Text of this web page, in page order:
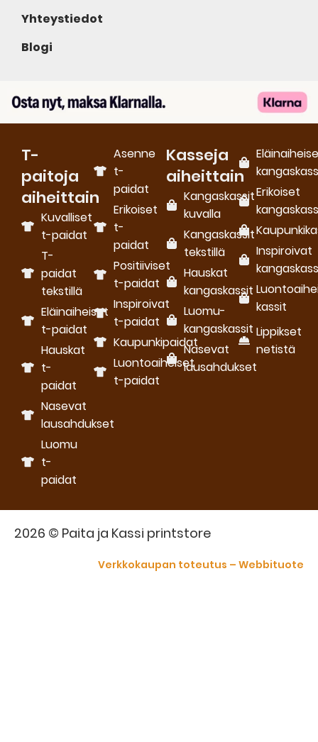
Yhteystiedot
Blogi
T-
paitoja
aiheittain
Kuvalliset
t-paidat
T-
paidat
tekstillä
Eläinaiheiset
t-paidat
Hauskat
t-
paidat
Nasevat
lausahdukset
Luomu
t-
paidat
Asenne
t-
paidat
Erikoiset
t-
paidat
Positiiviset
t-paidat
Inspiroivat
t-paidat
Kaupunkipaidat
Luontoaiheiset
t-paidat
Kasseja
aiheittain
Kangaskassit
kuvalla
Kangaskassit
tekstillä
Hauskat
kangaskassit
Luomu­
kangaskassit
Nasevat
lausahdukset
Erikoiset
Inspiroivat
kassit
Lippikset
netistä
2026 © Paita ja Kassi printstore
Verkkokaupan toteutus – Webbituote